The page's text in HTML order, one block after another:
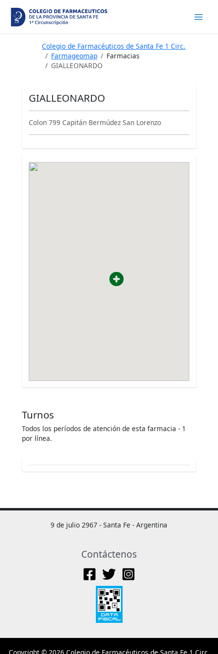
contenido
Colegio de Farmacéuticos de Santa Fe 1 Circ.
Farmageomap
Farmacias
GIALLEONARDO
GIALLEONARDO
Colon 799 Capitán Bermúdez San Lorenzo
Turnos
Todos los períodos de atención de esta farmacia - 1
por línea.
9 de julio 2967 - Santa Fe - Argentina
Contáctenos
Copyright © 2026 Colegio de Farmacéuticos de Santa Fe 1 Circ.